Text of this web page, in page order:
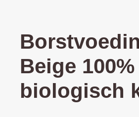
Beige 100%
biologisch